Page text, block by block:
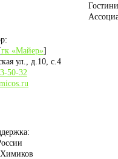
[гк «Майер»]
ул., д.10, с.4
50-32